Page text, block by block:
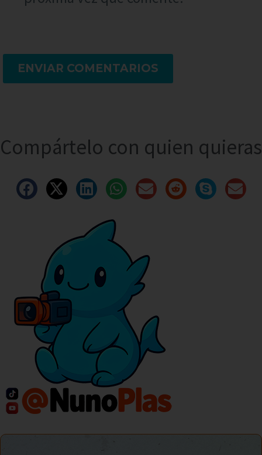
ENVIAR COMENTARIOS
Compártelo con quien quieras